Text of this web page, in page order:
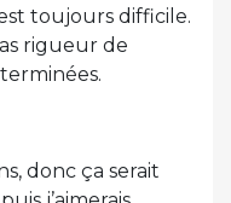
toujours difficile.
rigueur de
donc ça serait